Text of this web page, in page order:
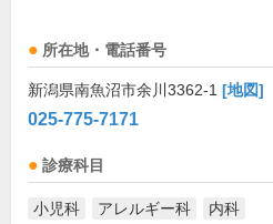
所在地・電話番号
新潟県南魚沼市余川3362-1 [地図]
025-775-7171
診療科目
小児科 アレルギー科 内科